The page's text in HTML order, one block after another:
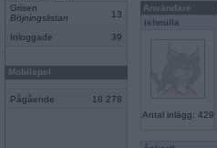
Grisen
Böjningslistan
13
Inloggade 39
Mobilspel
Pågående 18 278
Användare
ishmilla
Antal inlägg: 429